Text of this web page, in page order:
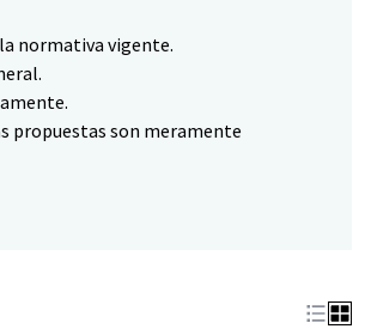
normativa vigente.
propuestas son meramente